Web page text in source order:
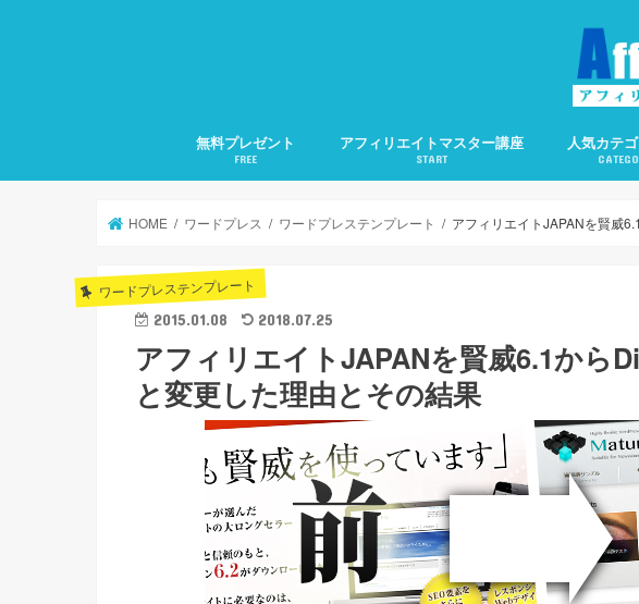
無料プレゼント
FREE
アフィリエイトマスター講座
START
人気カテ
HOME ワードプレス ワードプレステンプレート アフィリエイトJAPANを賢威
ワードプレステンプレート
2015.01.08 2018.07.25
アフィリエイトJAPANを賢威6.1から
と変更した理由とその結果